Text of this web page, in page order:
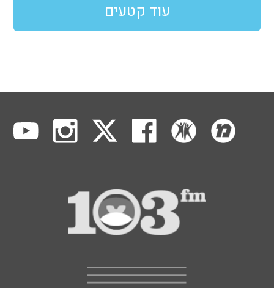
עוד קטעים